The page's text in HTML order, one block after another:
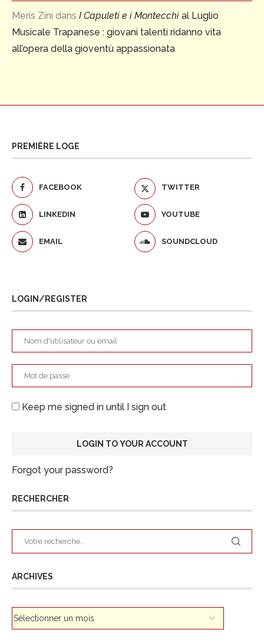
Meris Zini dans I Capuleti e i Montecchi al Luglio
Musicale Trapanese : giovani talenti ridanno vita
all’opera della gioventù appassionata
PREMIÈRE LOGE
FACEBOOK TWITTER
LINKEDIN YOUTUBE
EMAIL SOUNDCLOUD
LOGIN/REGISTER
Keep me signed in until I sign out
Forgot your password?
RECHERCHER
ARCHIVES